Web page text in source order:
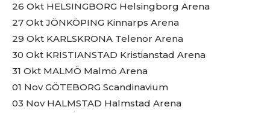
26 Okt HELSINGBORG Helsingborg Arena
27 Okt JÖNKÖPING Kinnarps Arena
29 Okt KARLSKRONA Telenor Arena
30 Okt KRISTIANSTAD Kristianstad Arena
31 Okt MALMÖ Malmö Arena
01 Nov GÖTEBORG Scandinavium
03 Nov HALMSTAD Halmstad Arena